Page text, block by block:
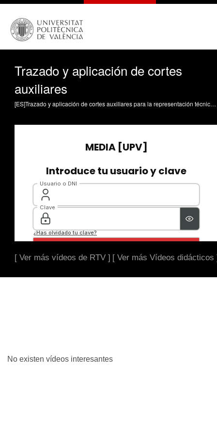
Trazado y aplicación de cortes
auxiliares
[ES]Trazado y aplicación de cortes auxiliares para la representación técnica de objetos con geometría interna según normas ISO Defez Garcia, B. (2025). Trazado y aplicación de cortes auxiliares. Universitat Politècnica de València. https://riunet.upv.es/handle/10251/221120 DER
[ Ver más vídeos de RTV ] [ Ver más Vídeos didácticos
No existen vídeos interesantes